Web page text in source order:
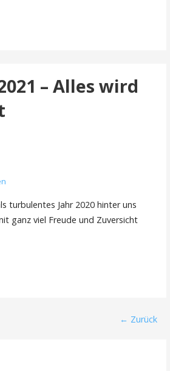
– Alles wird
turbulentes Jahr 2020 hinter uns
ganz viel Freude und Zuversicht
← Zurück